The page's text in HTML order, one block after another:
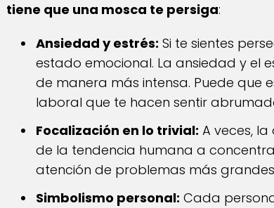
tiene que una mosca te persiga:
Ansiedad y estrés: Si te sientes
estado emocional. La ansiedad y el
de manera más intensa. Puede que
laboral que te hacen sentir
Focalización en lo trivial: A veces,
de la tendencia humana a
atención de problemas más
Simbolismo personal: Cada